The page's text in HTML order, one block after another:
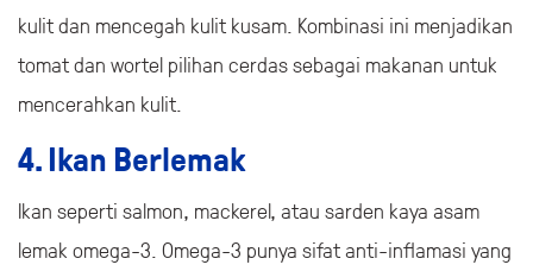
kulit dan mencegah kulit kusam. Kombinasi ini menjadikan
tomat dan wortel pilihan cerdas sebagai makanan untuk
mencerahkan kulit.
4. Ikan Berlemak
Ikan seperti salmon, mackerel, atau sarden kaya asam
lemak omega-3. Omega-3 punya sifat anti-inflamasi yang